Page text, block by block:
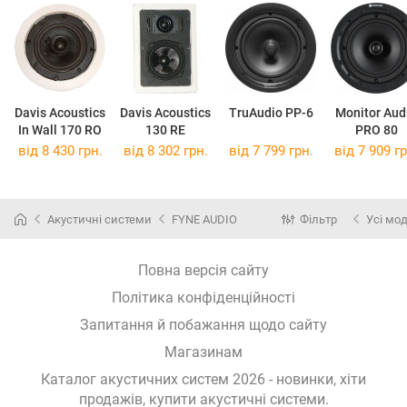
Davis Acoustics
In Wall 170 RO
Davis Acoustics
130 RE
TruAudio PP-6
Monitor
PRO 80
від 8 430 грн. від 8 302 грн. від 7 799 грн. від 7 909
Акустичні системи FYNE AUDIO Фільтр Усі
Повна версія сайту
Політика конфіденційності
Запитання й побажання щодо сайту
Магазинам
Каталог акустичних систем 2026 - новинки, хіти
продажів, купити акустичні системи.